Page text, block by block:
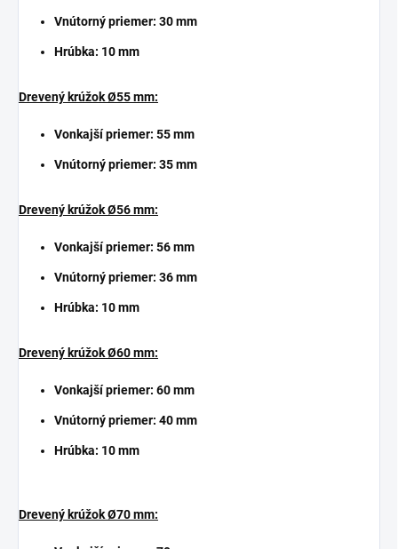
Vnútorný priemer: 30 mm
Hrúbka: 10 mm
Drevený krúžok Ø55 mm:
Vonkajší priemer: 55 mm
Vnútorný priemer: 35 mm
Drevený krúžok Ø56 mm:
Vonkajší priemer: 56 mm
Vnútorný priemer: 36 mm
Hrúbka: 10 mm
Drevený krúžok Ø60 mm:
Vonkajší priemer: 60 mm
Vnútorný priemer: 40 mm
Hrúbka: 10 mm
Drevený krúžok Ø70 mm: